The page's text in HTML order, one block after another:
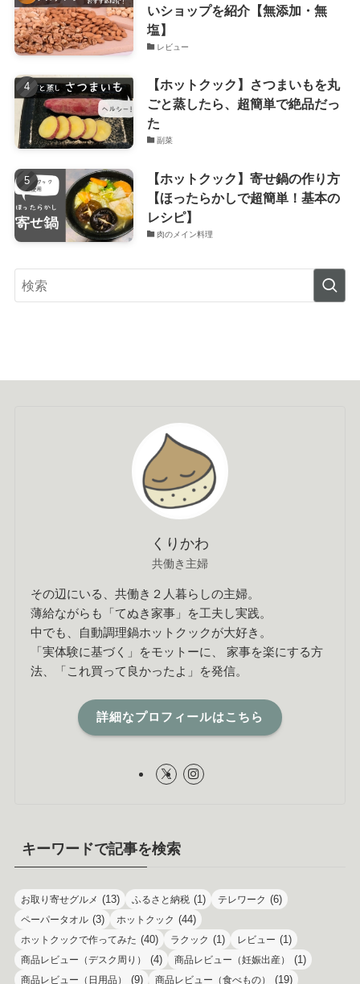
いショップを紹介【無添加・無
塩】
レビュー
【ホットクック】さつまいもを丸
ごと蒸したら、超簡単で絶品だっ
た
副菜
【ホットクック】寄せ鍋の作り方
【ほったらかしで超簡単！基本の
レシピ】
肉のメイン料理
くりかわ
共働き主婦
その辺にいる、共働き２人暮らしの主婦。
薄給ながらも「てぬき家事」を工夫し実践。
中でも、自動調理鍋ホットクックが大好き。
「実体験に基づく」をモットーに、 家事を楽にする方
法、「これ買って良かったよ」を発信。
詳細なプロフィールはこちら
キーワードで記事を検索
お取り寄せグルメ (13) ふるさと納税 (1) テレワーク (6)
ペーパータオル (3) ホットクック (44)
ホットクックで作ってみた (40) ラクック (1) レビュー (1)
商品レビュー（デスク周り） (4) 商品レビュー（妊娠出産） (1)
商品レビュー（日用品） (9) 商品レビュー（食べもの） (19)